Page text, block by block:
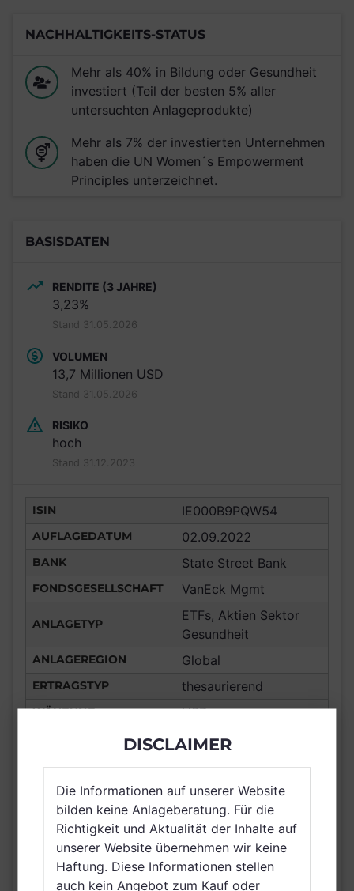
NACHHALTIGKEITS-STATUS
Mehr als 40% in Bildung oder Gesundheit
investiert (Teil der besten 5% aller
untersuchten Anlageprodukte)
Mehr als 7% der investierten Unternehmen
haben die UN Women´s Empowerment
Principles unterzeichnet.
BASISDATEN
RENDITE (3 JAHRE)
3,23%
Stand 31.05.2026
VOLUMEN
13,7 Millionen USD
Stand 31.05.2026
RISIKO
hoch
Stand 31.12.2023
ISIN IE000B9PQW54
AUFLAGEDATUM 02.09.2022
BANK State Street Bank
FONDSGESELLSCHAFT VanEck Mgmt
ANLAGETYP
ETFs, Aktien Sektor
Gesundheit
ANLAGEREGION Global
ERTRAGSTYP thesaurierend
WÄHRUNG USD
VERTRIEBSZULASSUNG
Portugal, Frankreich,
Vereinigtes Königreich
Großbritannien und
Nordirland, Österreich,
Schweiz, Polen,
Finnland, Dänemark,
DISCLAIMER
Die Informationen auf unserer Website
bilden keine Anlageberatung. Für die
Richtigkeit und Aktualität der Inhalte auf
unserer Website übernehmen wir keine
Haftung. Diese Informationen stellen
auch kein Angebot zum Kauf oder